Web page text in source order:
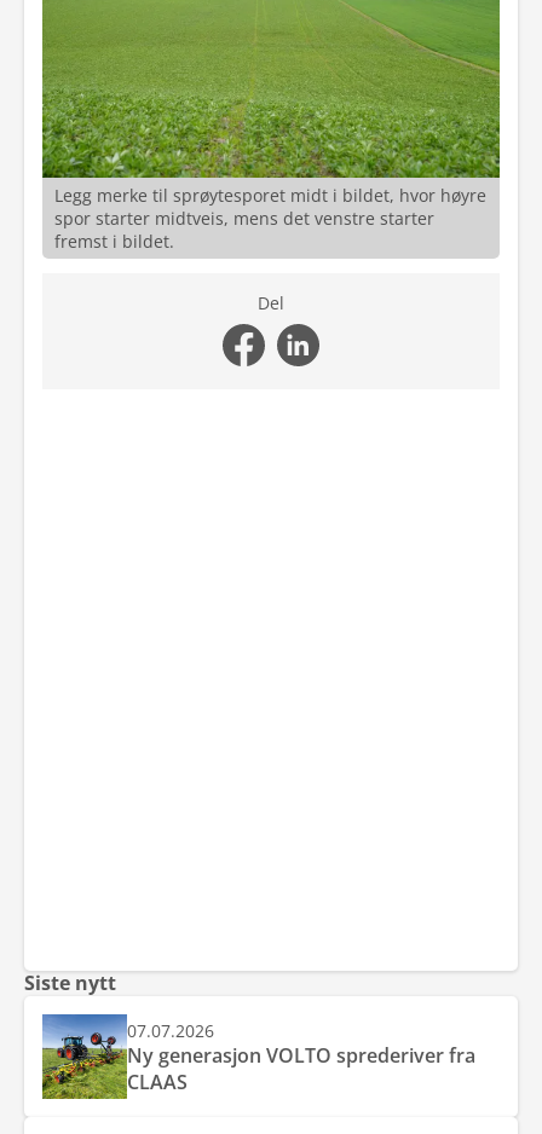
Legg merke til sprøytesporet midt i bildet, hvor høyre
spor starter midtveis, mens det venstre starter
fremst i bildet.
Del
Siste nytt
07.07.2026
Ny generasjon VOLTO sprederiver fra
CLAAS